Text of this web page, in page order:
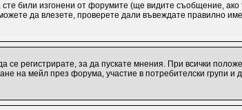
били изгонени от форумите (ще видите съобщение,
да влезете, проверете дали въвеждате правилно
регистрирате, за да пускате мнения. При всички
на мейл през форума, участие в потребителски групи и